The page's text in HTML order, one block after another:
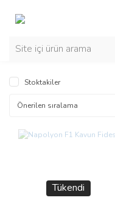
Stoktakiler
Tükendi